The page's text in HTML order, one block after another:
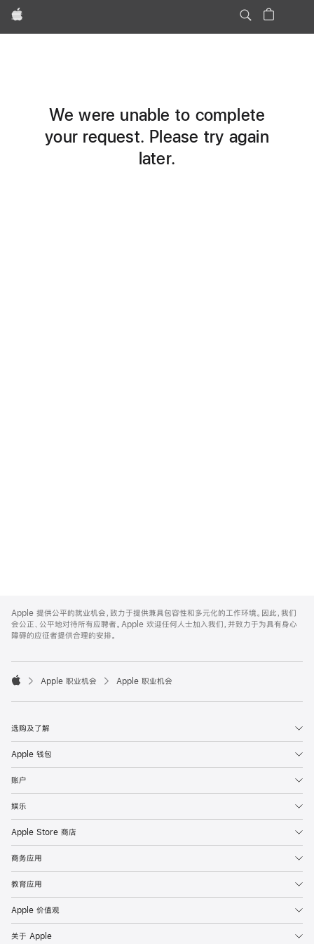
Apple
We were unable to complete
your request. Please try again
later.
Footer
Apple 提供公平的就业机会，致力于提供兼具包容性和多元化的工作环境。因此，我们
会公正、公平地对待所有应聘者。Apple 欢迎任何人士加入我们，并致力于为具有身心
障碍的应征者提供合理的安排。

Apple 职业机会 Apple 职业机会
选购及了解
Apple 钱包
账户
娱乐
Apple Store 商店
商务应用
教育应用
Apple 价值观
关于 Apple